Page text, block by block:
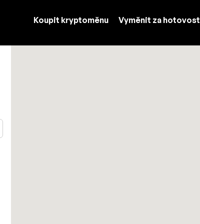
Koupit kryptoměnu Vyměnit za hotovost